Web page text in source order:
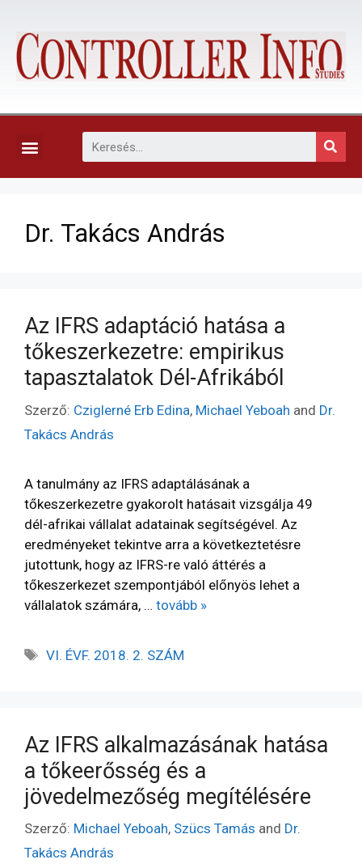
Dr. Takács András
Az IFRS adaptáció hatása a
tőkeszerkezetre: empirikus
tapasztalatok Dél-Afrikából
Szerző: Cziglerné Erb Edina, Michael Yeboah and Dr.
Takács András
A tanulmány az IFRS adaptálásának a
tőkeszerkezetre gyakorolt hatásait vizsgálja 49
dél-afrikai vállalat adatainak segítségével. Az
eredményeket tekintve arra a következtetésre
jutottunk, hogy az IFRS-re való áttérés a
tőkeszerkezet szempontjából előnyös lehet a
vállalatok számára, … tovább »
VI. ÉVF. 2018. 2. SZÁM
Az IFRS alkalmazásának hatása
a tőkeerősség és a
jövedelmezőség megítélésére
Szerző: Michael Yeboah, Szücs Tamás and Dr.
Takács András